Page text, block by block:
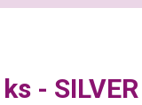
- SILVER